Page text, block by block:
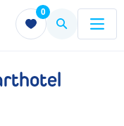
0
Menu Menu